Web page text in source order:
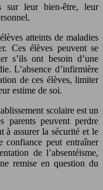
sur leur bien-être, leur
atteints de maladies
Ces élèves peuvent se
s’ils ont besoin d’une
L’absence d’infirmière
de ces élèves, limiter
estime de soi.
scolaire est un
parents peuvent perdre
à assurer la sécurité et le
confiance peut entraîner
de l’absentéisme,
remise en question du